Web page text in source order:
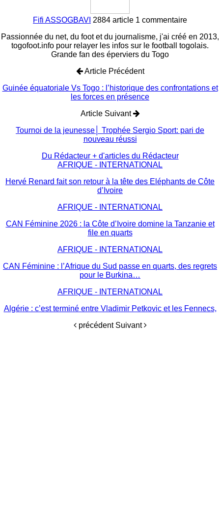
Fifi ASSOGBAVI 2884 article 1 commentaire
Passionnée du net, du foot et du journalisme, j'ai créé en 2013,
togofoot.info pour relayer les infos sur le football togolais.
Grande fan des éperviers du Togo
Article Précédent
Guinée équatoriale Vs Togo : l’historique des confrontations et
les forces en présence
Article Suivant
Tournoi de la jeunesse│ Trophée Sergio Sport: pari de
nouveau réussi
Du Rédacteur + d'articles du Rédacteur
AFRIQUE - INTERNATIONAL
Hervé Renard fait son retour à la tête des Eléphants de Côte
d’Ivoire
AFRIQUE - INTERNATIONAL
CAN Féminine 2026 : la Côte d’Ivoire domine la Tanzanie et
file en quarts
AFRIQUE - INTERNATIONAL
CAN Féminine : l’Afrique du Sud passe en quarts, des regrets
pour le Burkina…
AFRIQUE - INTERNATIONAL
Algérie : c’est terminé entre Vladimir Petkovic et les Fennecs,
précédent Suivant